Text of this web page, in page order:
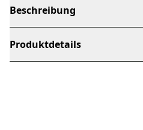
Beschreibung
Produktdetails